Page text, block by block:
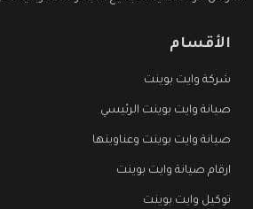
الأقسام
شركة وايت بوينت
صيانة وايت بوينت الرئيسي
صيانة وايت بوينت وعناوينها
ارقام صيانة وايت بوينت
توكيل وايت بوينت